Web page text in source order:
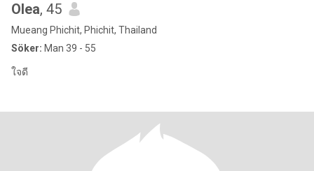
Olea, 45
Mueang Phichit, Phichit, Thailand
Söker: Man 39 - 55
ใจดี